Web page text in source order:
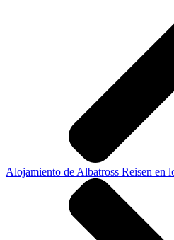
Alojamiento de Albatross Reisen en